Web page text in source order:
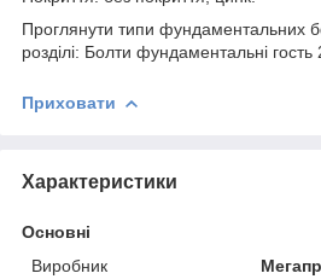
Проглянути типи фундаментальних
розділі: Болти фундаментальні
Приховати
Характеристики
Основні
Виробник